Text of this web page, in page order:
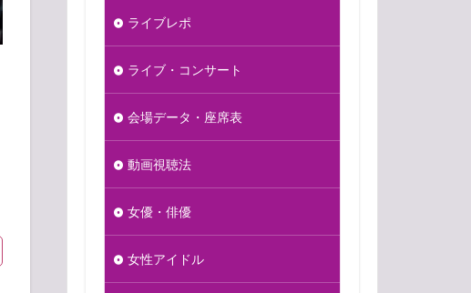
ライブレポ
ライブ・コンサート
会場データ・座席表
動画視聴法
女優・俳優
女性アイドル